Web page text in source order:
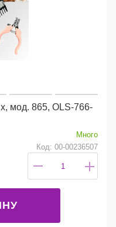
мод. 865, OLS-766-
Много
Код: 00-00236507